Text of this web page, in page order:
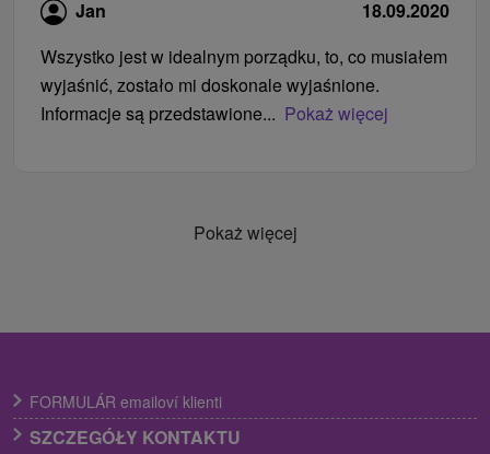
Jan
18.09.2020
Wszystko jest w idealnym porządku, to, co musiałem
wyjaśnić, zostało mi doskonale wyjaśnione.
Informacje są przedstawione... Pokaż więcej
Pokaż więcej
FORMULÁR emailoví klienti
SZCZEGÓŁY KONTAKTU